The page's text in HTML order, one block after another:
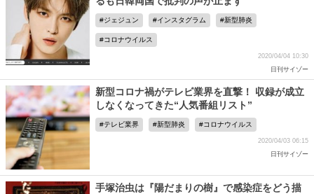
ジェジュン インスタグラム 新型肺炎
コロナウイルス
2020/04/04 10:30
日刊サイゾー
新型コロナ禍がテレビ業界を直撃！ 収録が成立
しなくなってきた“人気番組リスト”
テレビ業界 新型肺炎 コロナウイルス
2020/04/03 06:15
日刊サイゾー
手塚治虫は『陽だまりの樹』で感染症をどう描